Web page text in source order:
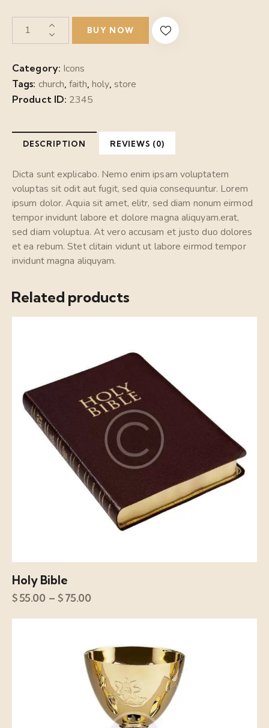
BUY NOW
Category: Icons
Tags: church faith ,holy ,store
Product ID: 2345
DESCRIPTION REVIEWS (0)
Dicta sunt explicabo. Nemo enim ipsam voluptatem
voluptas sit odit aut fugit, sed quia consequuntur. Lorem
ipsum dolor. Aquia sit amet, elitr, sed diam nonum eirmod
tempor invidunt labore et dolore magna aliquyam.erat,
sed diam voluptua. At vero accusam et justo duo dolores
et ea rebum. Stet clitain vidunt ut labore eirmod tempor
invidunt magna aliquyam.
Related products
Holy Bible
$55.00 – $75.00